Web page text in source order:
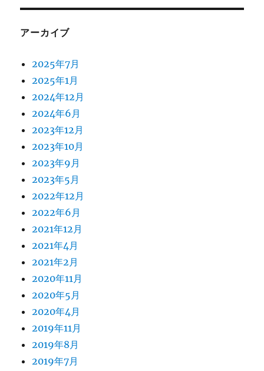
アーカイブ
2025年7月
2025年1月
2024年12月
2024年6月
2023年12月
2023年10月
2023年9月
2023年5月
2022年12月
2022年6月
2021年12月
2021年4月
2021年2月
2020年11月
2020年5月
2020年4月
2019年11月
2019年8月
2019年7月